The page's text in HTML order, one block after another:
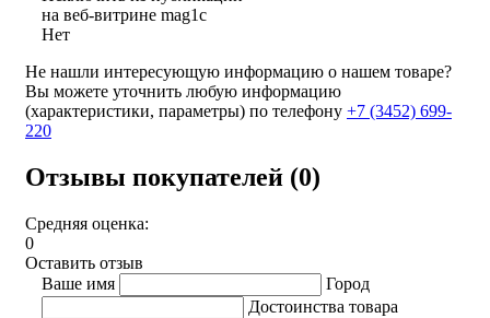
на веб-витрине mag1c
Нет
Не нашли интересующую информацию о нашем товаре?
Вы можете уточнить любую информацию
(характеристики, параметры) по телефону +7 (3452) 699-
220
Отзывы покупателей (0)
Средняя оценка:
0
Оставить отзыв
Ваше имя
Город
Достоинства товара